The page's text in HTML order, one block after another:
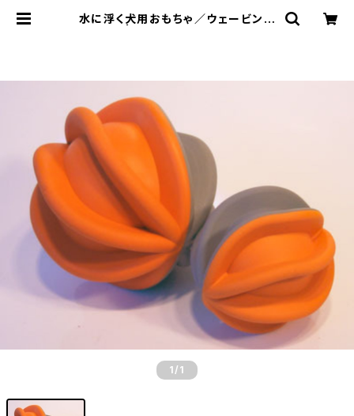
水に浮く犬用おもちゃ／ウェービング
1 /1